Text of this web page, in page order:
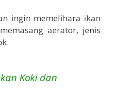
ingin memelihara ikan
aerator, jenis
Koki dan